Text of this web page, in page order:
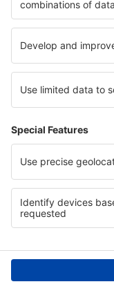
Asistencia y contacto
eSky.eu